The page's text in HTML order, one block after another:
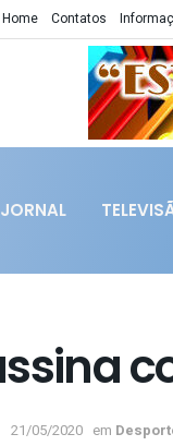
Home Contatos
JORNAL
21/05/2020 em